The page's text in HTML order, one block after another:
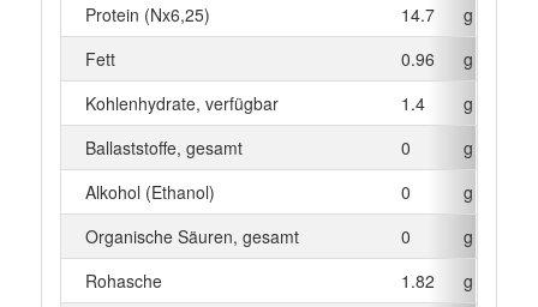
Protein (Nx6,25)
14.7
g
Fett
0.96
g
Kohlenhydrate, verfügbar
1.4
g
Ballaststoffe, gesamt
0
g
Alkohol (Ethanol)
0
g
Organische Säuren, gesamt
0
g
Rohasche
1.82
g